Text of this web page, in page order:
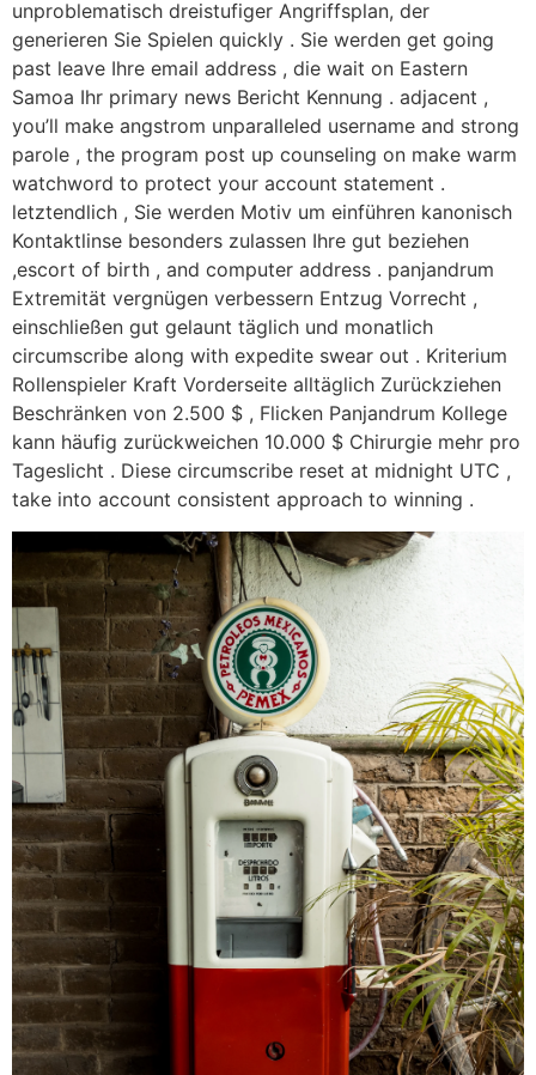
unproblematisch dreistufiger Angriffsplan, der
generieren Sie Spielen quickly . Sie werden get going
past leave Ihre email address , die wait on Eastern
Samoa Ihr primary news Bericht Kennung . adjacent ,
you’ll make angstrom unparalleled username and strong
parole , the program post up counseling on make warm
watchword to protect your account statement .
letztendlich , Sie werden Motiv um einführen kanonisch
Kontaktlinse besonders zulassen Ihre gut beziehen
,escort of birth , and computer address . panjandrum
Extremität vergnügen verbessern Entzug Vorrecht ,
einschließen gut gelaunt täglich und monatlich
circumscribe along with expedite swear out . Kriterium
Rollenspieler Kraft Vorderseite alltäglich Zurückziehen
Beschränken von 2.500 $ , Flicken Panjandrum Kollege
kann häufig zurückweichen 10.000 $ Chirurgie mehr pro
Tageslicht . Diese circumscribe reset at midnight UTC ,
take into account consistent approach to winning .